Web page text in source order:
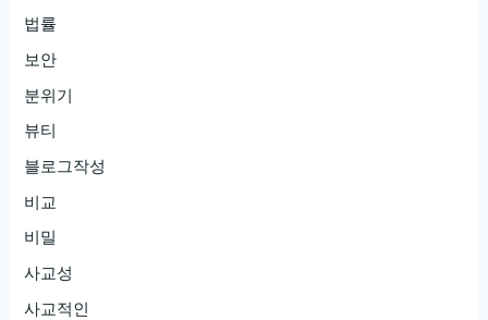
법률
보안
분위기
뷰티
블로그작성
비교
비밀
사교성
사교적인